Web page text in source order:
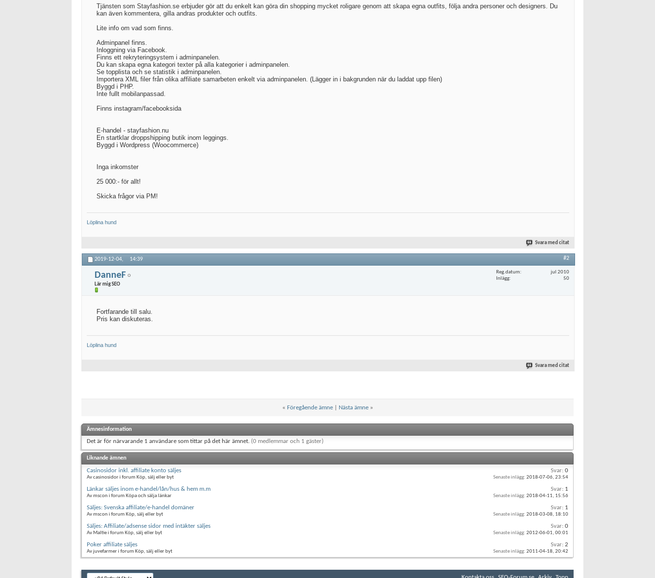
Tjänsten som Stayfashion.se erbjuder gör att du enkelt kan göra din shopping mycket roligare genom att skapa egna outfits, följa andra personer och designers. Du
kan även kommentera, gilla andras produkter och outfits.
Lite info om vad som finns.
Adminpanel finns.
Inloggning via Facebook.
Finns ett rekryteringsystem i adminpanelen.
Du kan skapa egna kategori texter på alla kategorier i adminpanelen.
Se topplista och se statistik i adminpanelen.
Importera XML filer från olika affiliate samarbeten enkelt via adminpanelen. (Lägger in i bakgrunden när du laddat upp filen)
Byggd i PHP.
Inte fullt mobilanpassad.
Finns instagram/facebooksida
E-handel - stayfashion.nu
En startklar droppshipping butik inom leggings.
Byggd i Wordpress (Woocommerce)
Inga inkomster
25 000:- för allt!
Skicka frågor via PM!
Löplina hund
Svara med citat
2019-12-04, 14:39 #2
DanneF
Lär mig SEO
Reg.datum
jul 2010
Inlägg
50
Fortfarande till salu.
Pris kan diskuteras.
Löplina hund
Svara med citat
« Föregående ämne| Nästa ämne »
Ämnesinformation
Det är för närvarande 1 användare som tittar på det här ämnet. (0 medlemmar och 1 gäster)
Liknande ämnen
Casinosidor inkl. affiliate konto säljes
Av casinosidor i forum Köp, sälj eller byt
Svar: 0
Senaste inlägg: 2018-07-06, 23:54
Länkar säljes inom e-handel/lån/hus & hem m.m
Av mscon i forum Köpa och sälja länkar
Svar: 1
Senaste inlägg: 2018-04-11, 15:56
Säljes: Svenska affiliate/e-handel domäner
Av mscon i forum Köp, sälj eller byt
Svar: 1
Senaste inlägg: 2018-03-08, 18:10
Säljes: Affiliate/adsense sidor med intäkter säljes
Av Maltie i forum Köp, sälj eller byt
Svar: 0
Senaste inlägg: 2012-06-01, 00:01
Poker affiliate säljes
Av juvefarmer i forum Köp, sälj eller byt
Svar: 2
Senaste inlägg: 2011-04-18, 20:42